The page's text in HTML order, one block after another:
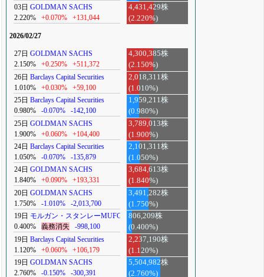
03日 GOLDMAN SACHS
2.220%
+0.070% +131,044
4,431,429株
(2.220%)
2026/02/27
27日 GOLDMAN SACHS
2.150%
+0.250% +511,372
4,300,385株
(2.150%)
26日 Barclays Capital Securities
1.010%
+0.030% +59,100
2,018,311株
(1.010%)
25日 Barclays Capital Securities
0.980%
-0.070% -142,100
1,959,211株
(0.980%)
25日 GOLDMAN SACHS
1.900%
+0.060% +104,400
3,789,013株
(1.900%)
24日 Barclays Capital Securities
1.050%
-0.070% -135,879
2,101,311株
(1.050%)
24日 GOLDMAN SACHS
1.840%
+0.090% +193,331
3,684,613株
(1.840%)
20日 GOLDMAN SACHS
1.750%
-1.010% -2,013,700
3,491,282株
(1.750%)
19日 モルガン・スタンレーMUFG
0.400%
義務消失 -998,100
806,209株
(0.400%)
19日 Barclays Capital Securities
1.120%
+0.060% +106,179
2,237,190株
(1.120%)
19日 GOLDMAN SACHS
2.760%
-0.150% -300,391
5,504,982株
(2.760%)